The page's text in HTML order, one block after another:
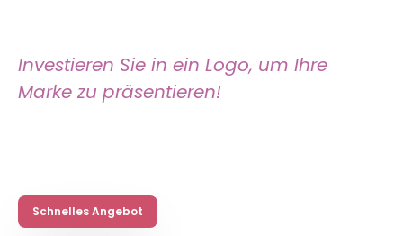
Investieren Sie in ein Logo, um Ihre
Marke zu präsentieren!
Schnelles Angebot